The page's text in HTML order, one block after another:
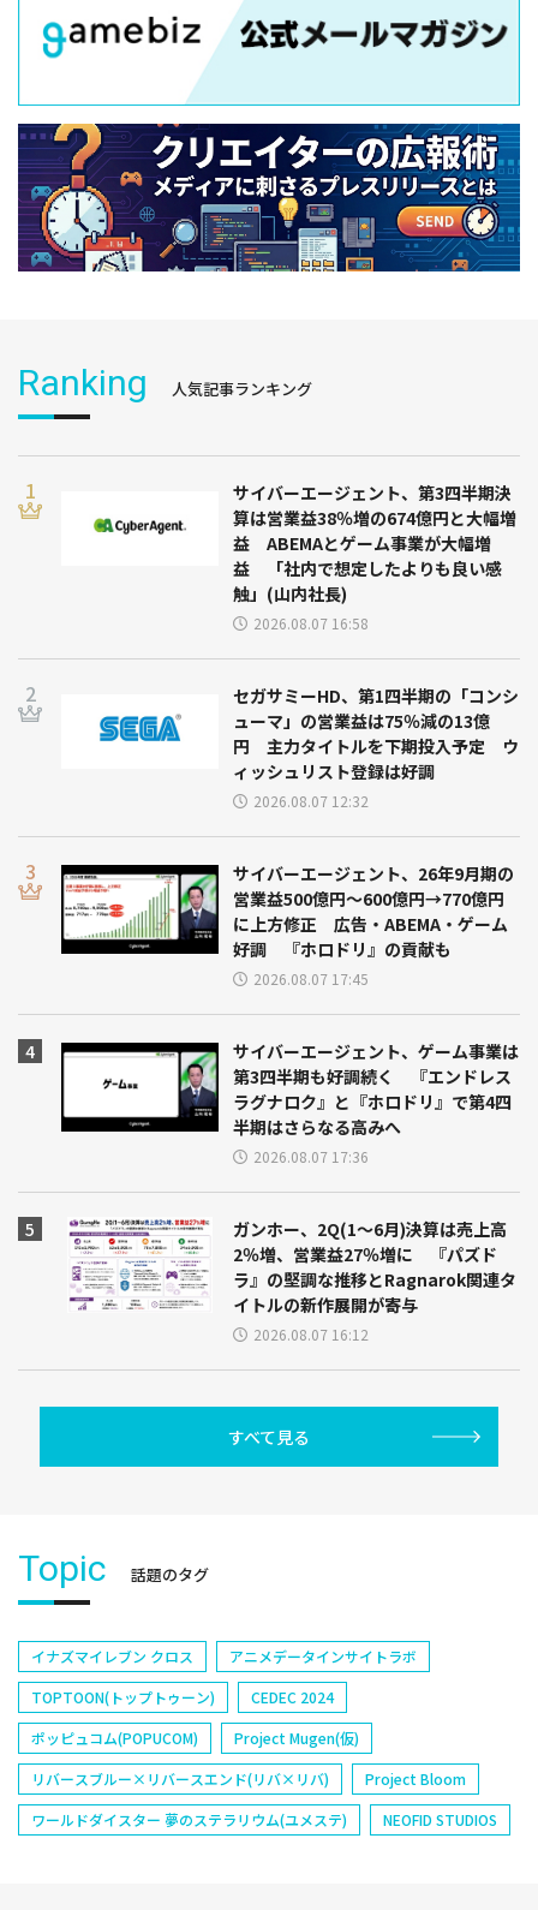
Ranking 人気記事ランキング
サイバーエージェント、第3四半期決
算は営業益38％増の674億円と大幅増
益 ABEMAとゲーム事業が大幅増
益 「社内で想定したよりも良い感
触」(山内社長)
2026.08.07 16:58
セガサミーHD、第1四半期の「コンシ
ューマ」の営業益は75％減の13億
円 主力タイトルを下期投入予定 ウ
ィッシュリスト登録は好調
2026.08.07 12:32
サイバーエージェント、26年9月期の
営業益500億円～600億円→770億円
に上方修正 広告・ABEMA・ゲーム
好調 『ホロドリ』の貢献も
2026.08.07 17:45
サイバーエージェント、ゲーム事業は
第3四半期も好調続く 『エンドレス
ラグナロク』と『ホロドリ』で第4四
半期はさらなる高みへ
2026.08.07 17:36
ガンホー、2Q(1～6月)決算は売上高
2％増、営業益27％増に 『パズド
ラ』の堅調な推移とRagnarok関連タ
イトルの新作展開が寄与
2026.08.07 16:12
すべて見る
Topic 話題のタグ
イナズマイレブン クロス
アニメデータインサイトラボ
TOPTOON(トップトゥーン)
CEDEC 2024
ポッピュコム(POPUCOM)
Project Mugen(仮)
リバースブルー×リバースエンド(リバ×リバ)
Project Bloom
ワールドダイスター 夢のステラリウム(ユメステ)
NEOFID STUDIOS